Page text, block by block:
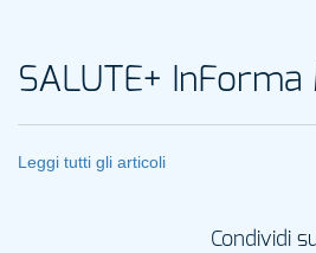
SALUTE+ InForma
Leggi tutti gli articoli
Condividi